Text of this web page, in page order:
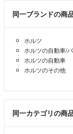
同一ブランドの商
ホルツ
ホルツの自動車/
ホルツの自動車
ホルツのその他
同一カテゴリの商